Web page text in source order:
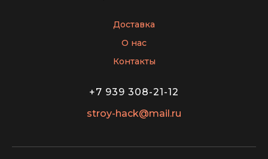
Доставка
О нас
Контакты
+7 939 308-21-12
stroy-hack@mail.ru